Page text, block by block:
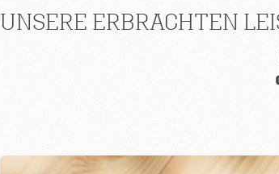
UNSERE ERBRACHTEN